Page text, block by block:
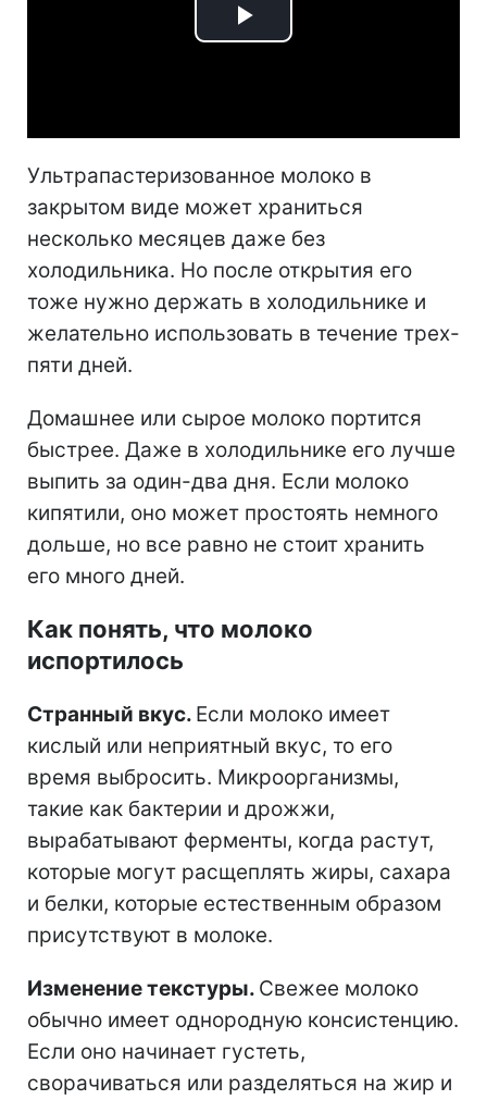
Play
Ультрапастеризованное молоко в
закрытом виде может храниться
несколько месяцев даже без
холодильника. Но после открытия его
тоже нужно держать в холодильнике и
желательно использовать в течение трех-
пяти дней.
Домашнее или сырое молоко портится
быстрее. Даже в холодильнике его лучше
выпить за один-два дня. Если молоко
кипятили, оно может простоять немного
дольше, но все равно не стоит хранить
его много дней.
Как понять, что молоко
испортилось
Странный вкус. Если молоко имеет
кислый или неприятный вкус, то его
время выбросить. Микроорганизмы,
такие как бактерии и дрожжи,
вырабатывают ферменты, когда растут,
которые могут расщеплять жиры, сахара
и белки, которые естественным образом
присутствуют в молоке.
Изменение текстуры. Свежее молоко
обычно имеет однородную консистенцию.
Если оно начинает густеть,
сворачиваться или разделяться на жир и